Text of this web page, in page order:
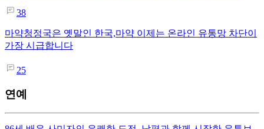
38
마약청정국은 옛말인 한국,마약 이제는 온라인 유통망 차단이
가장 시급합니다
25
연예